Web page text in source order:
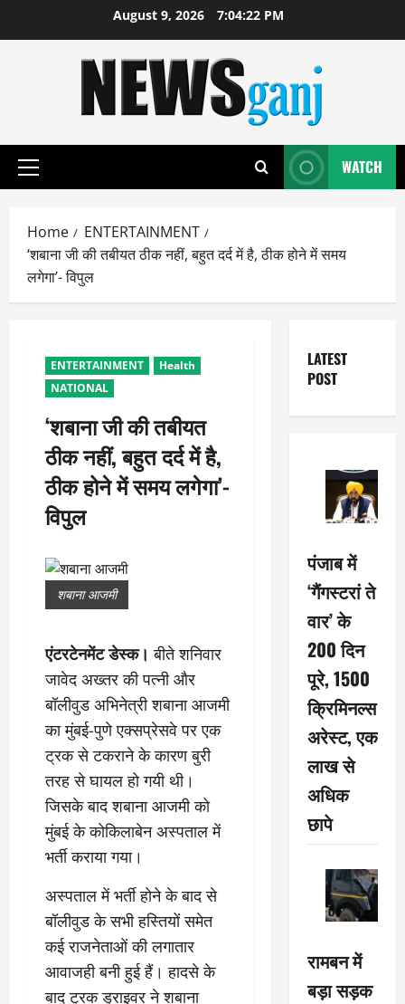
August 9, 2026 7:04:23 PM
Primary
WATCH
Home
ENTERTAINMENT
‘शबाना जी की तबीयत ठीक नहीं, बहुत दर्द में है, ठीक होने में समय
लगेगा’- विपुल
ENTERTAINMENT
Health
NATIONAL
‘शबाना जी की तबीयत
ठीक नहीं, बहुत दर्द में है,
ठीक होने में समय लगेगा’-
विपुल
शबाना आजमी
एंटरटेनमेंट डेस्क। बीते शनिवार
जावेद अख्तर की पत्नी और
बॉलीवुड अभिनेत्री शबाना आजमी
का मुंबई-पुणे एक्सप्रेसवे पर एक
ट्रक से टकराने के कारण बुरी
तरह से घायल हो गयी थी।
जिसके बाद शबाना आजमी को
मुंबई के कोकिलाबेन अस्पताल में
भर्ती कराया गया।
अस्पताल में भर्ती होने के बाद से
बॉलीवुड के सभी हस्तियों समेत
कई राजनेताओं की लगातार
आवाजही बनी हुई हैं। हादसे के
बाद ट्रक ड्राइवर ने शबाना
LATEST
POST
पंजाब में
‘गैंगस्टरां ते
वार’ के
200 दिन
पूरे, 1500
क्रिमिनल्स
अरेस्ट, एक
लाख से
अधिक
छापे
रामबन में
बड़ा सड़क